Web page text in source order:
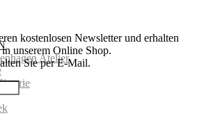
Atelier
kostenlosen Newsletter und erhalten
in unserem Online Shop.
Sie per E-Mail.